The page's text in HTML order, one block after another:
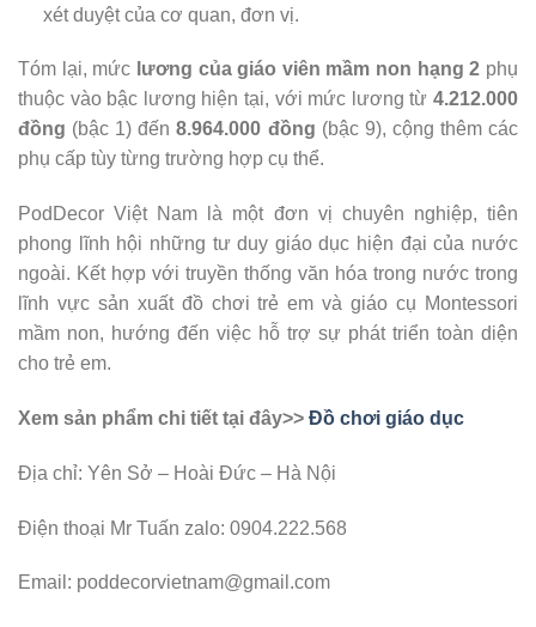
xét duyệt của cơ quan, đơn vị.
Tóm lại, mức lương của giáo viên mầm non hạng 2 phụ
thuộc vào bậc lương hiện tại, với mức lương từ 4.212.000
đồng (bậc 1) đến8.964.000 đồng (bậc 9), cộng thêm các
phụ cấp tùy từng trường hợp cụ thể.
PodDecor Việt Nam là một đơn vị chuyên nghiệp, tiên
phong lĩnh hội những tư duy giáo dục hiện đại của nước
ngoài. Kết hợp với truyền thống văn hóa trong nước trong
lĩnh vực sản xuất đồ chơi trẻ em và giáo cụ Montessori
mầm non, hướng đến việc hỗ trợ sự phát triển toàn diện
cho trẻ em.
Xem sản phẩm chi tiết tại đây>> Đồ chơi giáo dục
Địa chỉ: Yên Sở – Hoài Đức – Hà Nội
Điện thoại Mr Tuấn zalo: 0904.222.568
Email: poddecorvietnam@gmail.com